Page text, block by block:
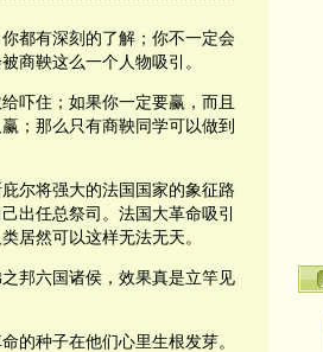
都有深刻的了解；你不一定会
商鞅这么一个人物吸引。
吓住；如果你一定要赢，而且
；那么只有商鞅同学可以做到
尔将强大的法国国家的象征路
出任总祭司。法国大革命吸引
居然可以这样无法无天。
邦六国诸侯，效果真是立竿见
的种子在他们心里生根发芽。